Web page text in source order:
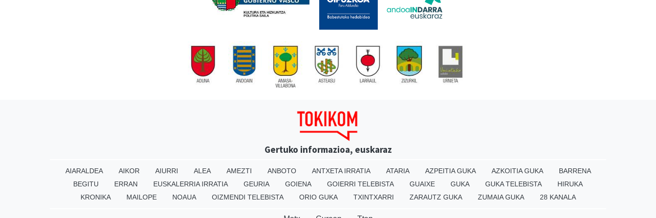
Gertuko informazioa, euskaraz
AIARALDEA AIKOR AIURRI ALEA AMEZTI ANBOTO ANTXETA IRRATIA ATARIA AZPEITIA GUKA AZKOITIA GUKA
BARRENA
BEGITU
ERRAN EUSKALERRIA IRRATIA GEURIA GOIENA GOIERRI TELEBISTA GUAIXE GUKA GUKA TELEBISTA
HIRUKA
KRONIKA
MAILOPE NOAUA OIZMENDI TELEBISTA ORIO GUKA TXINTXARRI ZARAUTZ GUKA ZUMAIA GUKA 28 KANALA